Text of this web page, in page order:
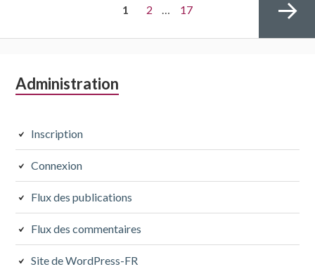
articles
PAGE
1 Page
2 Page
17
Colonne
subsidiaire
Administration
Inscription
Connexion
Flux des publications
Flux des commentaires
Site de WordPress-FR